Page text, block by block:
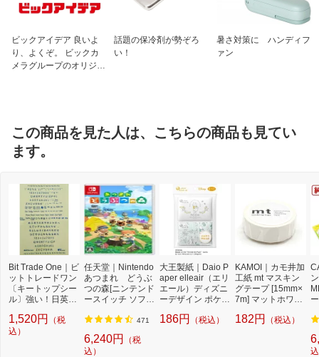
ビックアイデア 良いよ
り、よくぞ。 ビックカ
メラグループのオリジナ
話題の保冷剤が勢ぞろ
い！
暑さ対策に ハンディフ
ァン
この商品を見た人は、こちらの商品も見てい
ます。
Bit Trade One｜ビ
ットトレードワン
〔キートップシー
ル〕強い！日英対
プシールセット ブ
ルー DYKTSBL
1,520円
（税
込）
任天堂｜Nintendo
あつまれ どうぶ
つの森[ニンテンド
ースイッチ ソフ
471
6,240円
（税
込）
大王製紙｜Daio P
aper elleair（エリ
エール）ディズニ
ーデザイン ポケッ
ュアル 12組×6個
186円 （税込）
KAMOI｜カモ井加
工紙 mt マスキン
グテープ [15mm×
7m] マットホワイ
182円 （税込）